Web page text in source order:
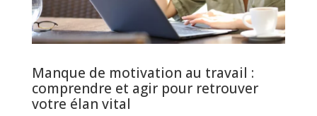
Manque de motivation au travail :
comprendre et agir pour retrouver
votre élan vital